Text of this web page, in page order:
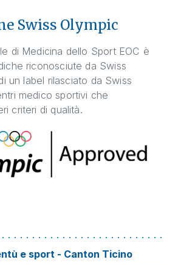
Swiss Olympic
di Medicina dello Sport EOC è
riconosciute da Swiss
un label rilasciato da Swiss
medico sportivi che
criteri di qualità.
e sport - Canton Ticino